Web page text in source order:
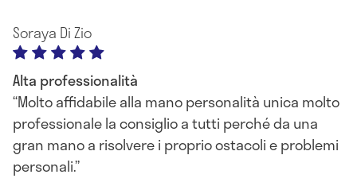
Soraya Di Zio
Alta professionalità
Molto affidabile alla mano personalità unica molto
professionale la consiglio a tutti perché da una
gran mano a risolvere i proprio ostacoli e problemi
personali.